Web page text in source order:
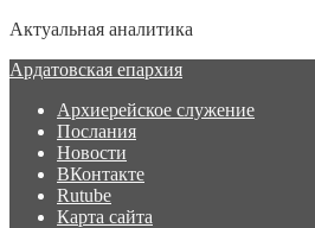
Актуальная аналитика
Ардатовская епархия
Архиерейское служение
Послания
Новости
ВКонтакте
Rutube
Карта сайта